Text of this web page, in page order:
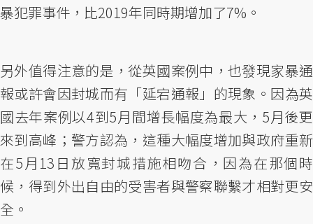
暴犯罪事件，比2019年同時期增加了7%。
另外值得注意的是，從英國案例中，也發現家暴通
報或許會因封城而有「延宕通報」的現象。因為英
國去年案例以4到5月間增長幅度為最大，5月後更
來到高峰；警方認為，這種大幅度增加與政府重新
在5月13日放寬封城措施相吻合，因為在那個時
候，得到外出自由的受害者與警察聯繫才相對更安
全。